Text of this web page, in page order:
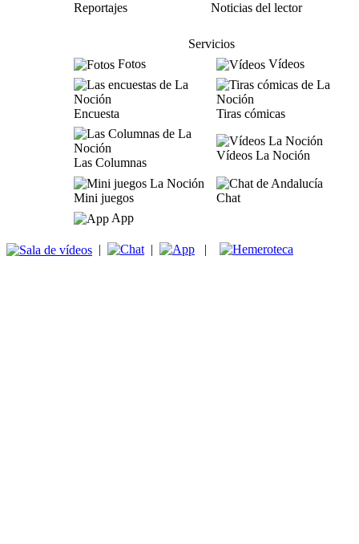
Reportajes
Noticias del lector
Servicios
Fotos
Vídeos
Encuesta Tiras cómicas
Las Columnas
Vídeos La Noción
Mini juegos
Chat
App
| | |